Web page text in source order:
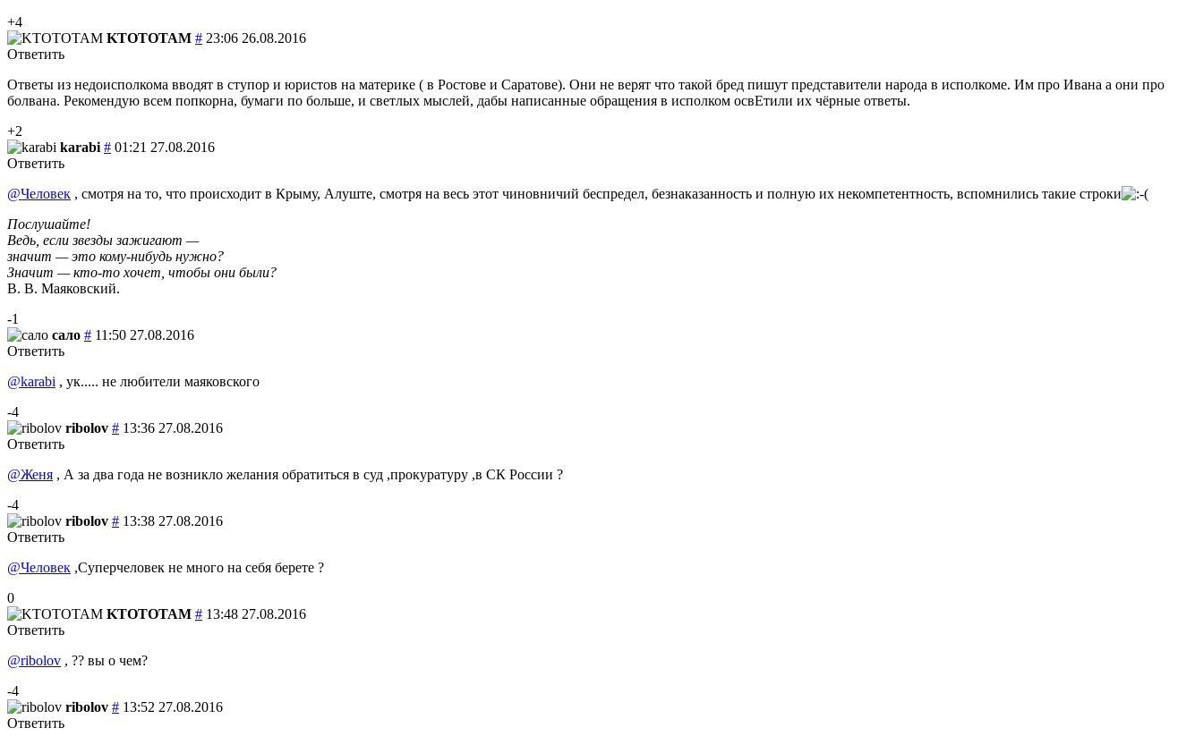
+4
KTOTOTAM # 23:06 26.08.2016
Ответить
Ответы из недоисполкома вводят в ступор и юристов на материке ( в Ростове и Саратове). Они не верят что такой бред пишут представители народа в исполкоме. Им про Ивана а они про
болвана. Рекомендую всем попкорна, бумаги по больше, и светлых мыслей, дабы написанные обращения в исполком освЕтили их чёрные ответы.
+2
karabi # 01:21 27.08.2016
Ответить
@Человек , смотря на то, что происходит в Крыму, Алуште, смотря на весь этот чиновничий беспредел, безнаказанность и полную их некомпетентность, вспомнились такие строки
Послушайте!
Ведь, если звезды зажигают —
значит — это кому-нибудь нужно?
Значит — кто-то хочет, чтобы они были?
В. В. Маяковский.
-1
сало # 11:50 27.08.2016
Ответить
@karabi , ук..... не любители маяковского
-4
ribolov # 13:36 27.08.2016
Ответить
@Женя , А за два года не возникло желания обратиться в суд ,прокуратуру ,в СК России ?
-4
ribolov # 13:38 27.08.2016
Ответить
@Человек ,Суперчеловек не много на себя берете ?
0
KTOTOTAM # 13:48 27.08.2016
Ответить
@ribolov , ?? вы о чем?
-4
ribolov # 13:52 27.08.2016
Ответить